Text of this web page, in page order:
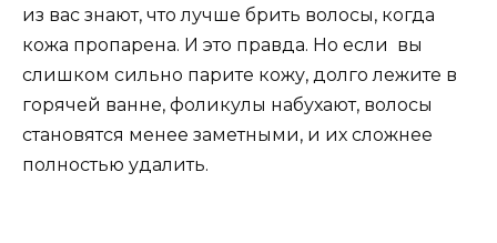
из вас знают, что лучше брить волосы, когда
кожа пропарена. И это правда. Но если вы
слишком сильно парите кожу, долго лежите в
горячей ванне, фоликулы набухают, волосы
становятся менее заметными, и их сложнее
полностью удалить.